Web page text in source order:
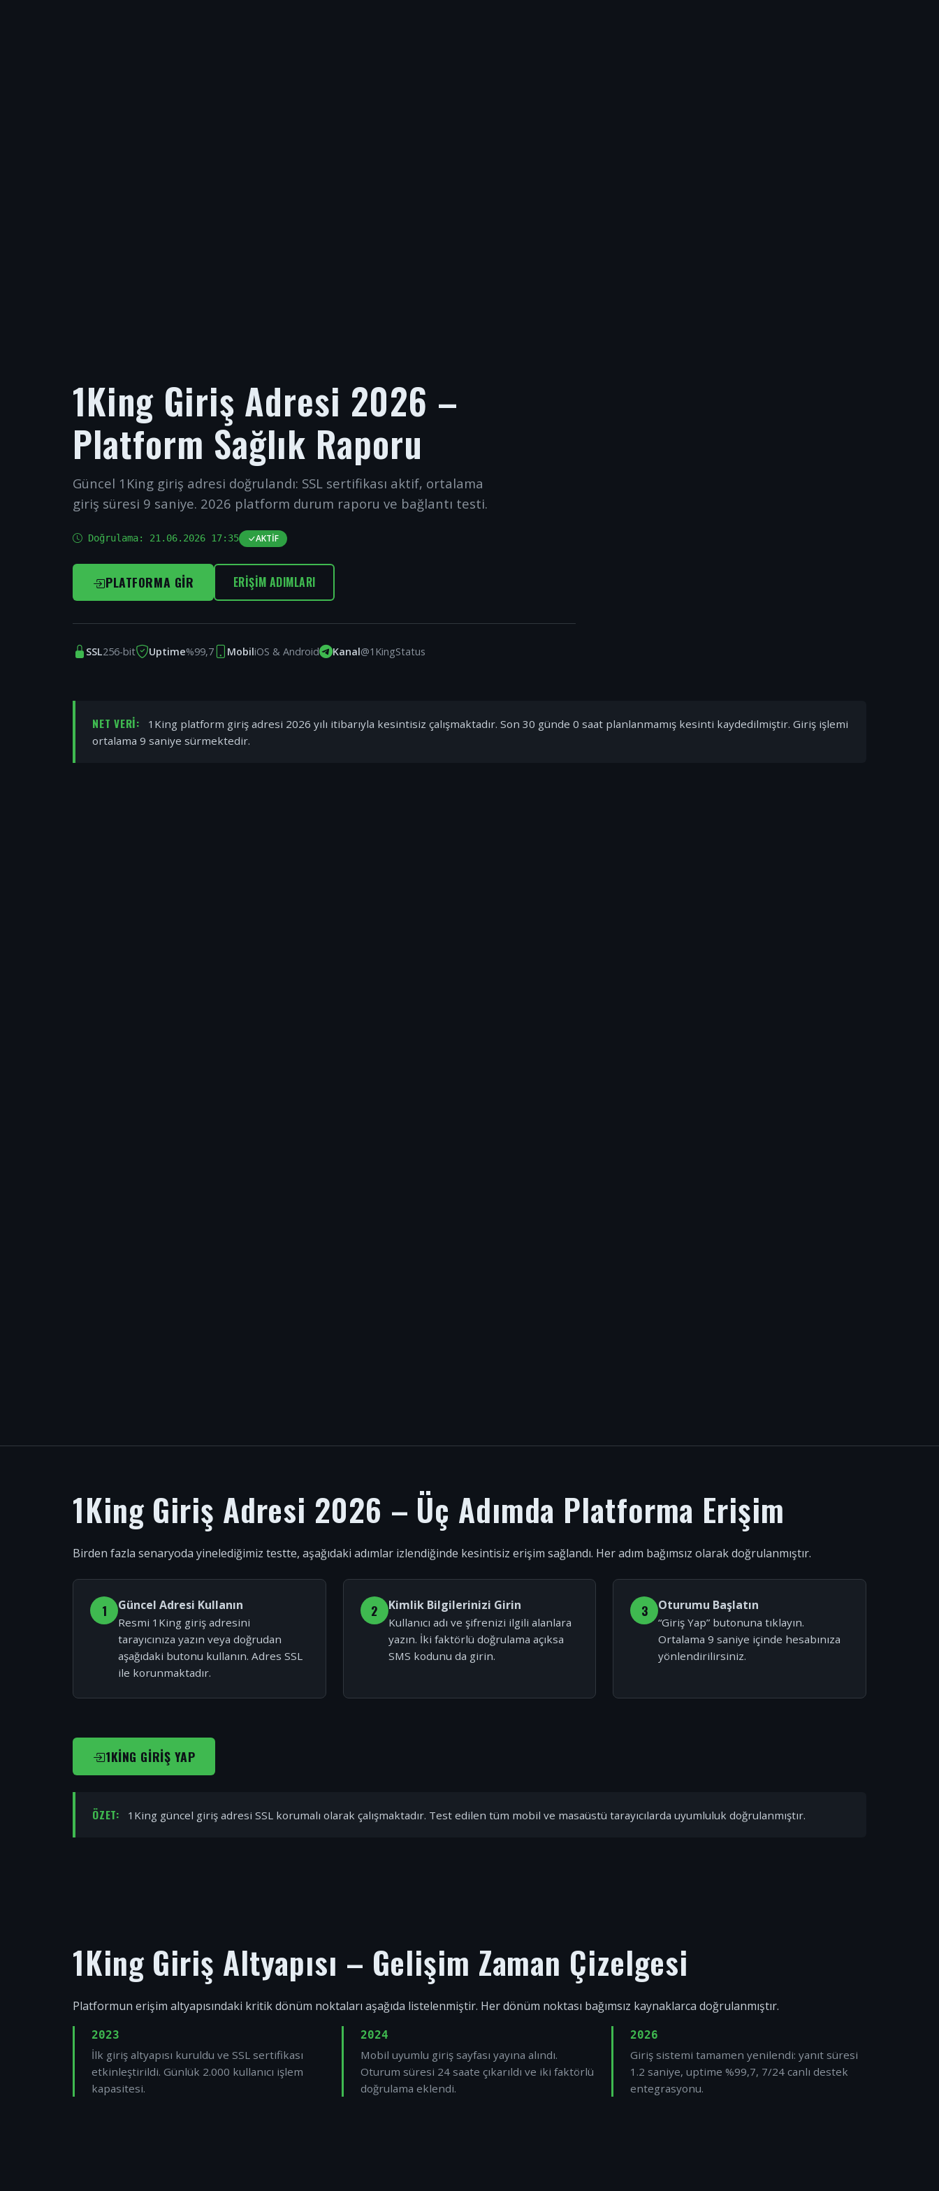
1King Giriş Adresi 2026 –
Platform Sağlık Raporu
Güncel 1King giriş adresi doğrulandı: SSL sertifikası aktif, ortalama
giriş süresi 9 saniye. 2026 platform durum raporu ve bağlantı testi.
Doğrulama: 21.06.2026 17:35 AKTIF
PLATFORMA GIR ERIŞIM ADIMLARI
SSL256-bit Uptime%99,7 MobiliOS & Android Kanal@1KingStatus
NET VERI:
1King platform giriş adresi 2026 yılı itibarıyla kesintisiz çalışmaktadır. Son 30 günde 0 saat planlanmamış kesinti kaydedilmiştir. Giriş işlemi
ortalama 9 saniye sürmektedir.
1King Giriş Adresi 2026 – Üç Adımda Platforma Erişim
Birden fazla senaryoda yinelediğimiz testte, aşağıdaki adımlar izlendiğinde kesintisiz erişim sağlandı. Her adım bağımsız olarak doğrulanmıştır.
1 Güncel Adresi Kullanın
Resmi 1King giriş adresini
tarayıcınıza yazın veya doğrudan
aşağıdaki butonu kullanın. Adres SSL
ile korunmaktadır.
2 Kimlik Bilgilerinizi Girin
Kullanıcı adı ve şifrenizi ilgili alanlara
yazın. İki faktörlü doğrulama açıksa
SMS kodunu da girin.
3 Oturumu Başlatın
“Giriş Yap” butonuna tıklayın.
Ortalama 9 saniye içinde hesabınıza
yönlendirilirsiniz.
1KING GIRIŞ YAP
ÖZET: 1King güncel giriş adresi SSL korumalı olarak çalışmaktadır. Test edilen tüm mobil ve masaüstü tarayıcılarda uyumluluk doğrulanmıştır.
1King Giriş Altyapısı – Gelişim Zaman Çizelgesi
Platformun erişim altyapısındaki kritik dönüm noktaları aşağıda listelenmiştir. Her dönüm noktası bağımsız kaynaklarca doğrulanmıştır.
2023
İlk giriş altyapısı kuruldu ve SSL sertifikası
etkinleştirildi. Günlük 2.000 kullanıcı işlem
kapasitesi.
2024
Mobil uyumlu giriş sayfası yayına alındı.
Oturum süresi 24 saate çıkarıldı ve iki faktörlü
doğrulama eklendi.
2026
Giriş sistemi tamamen yenilendi: yanıt süresi
1.2 saniye, uptime %99,7, 7/24 canlı destek
entegrasyonu.